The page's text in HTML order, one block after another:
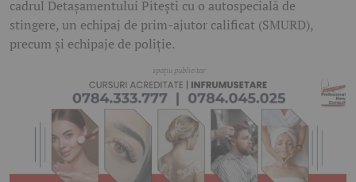
cadrul Detașamentului Pitești cu o autospecială de
stingere, un echipaj de prim-ajutor calificat (SMURD),
precum și echipaje de poliție.